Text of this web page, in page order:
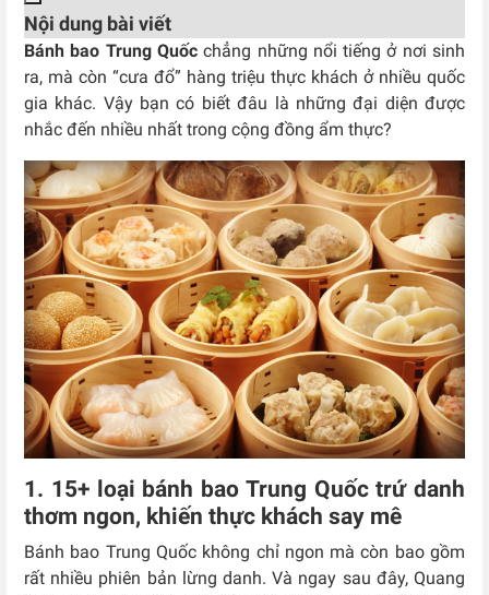
Nội dung bài viết
Bánh bao Trung Quốcchẳng những nổi tiếng ở nơi sinh
ra, mà còn “cưa đổ” hàng triệu thực khách ở nhiều quốc
gia khác. Vậy bạn có biết đâu là những đại diện được
nhắc đến nhiều nhất trong cộng đồng ẩm thực?
1. 15+ loại bánh bao Trung Quốc trứ danh
thơm ngon, khiến thực khách say mê
Bánh bao Trung Quốc không chỉ ngon mà còn bao gồm
rất nhiều phiên bản lừng danh. Và ngay sau đây, Quang